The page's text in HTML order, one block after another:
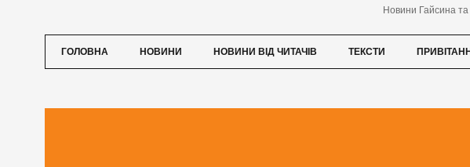
Новини Гайсина та
ГОЛОВНА НОВИНИ НОВИНИ ВІД ЧИТАЧІВ ТЕКСТИ